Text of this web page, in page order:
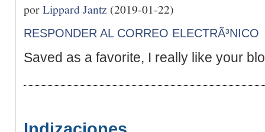
porLippard Jantz (2019-01-22)
RESPONDER AL CORREO ELECTRÃ³NICO
Saved as a favorite, I really like your